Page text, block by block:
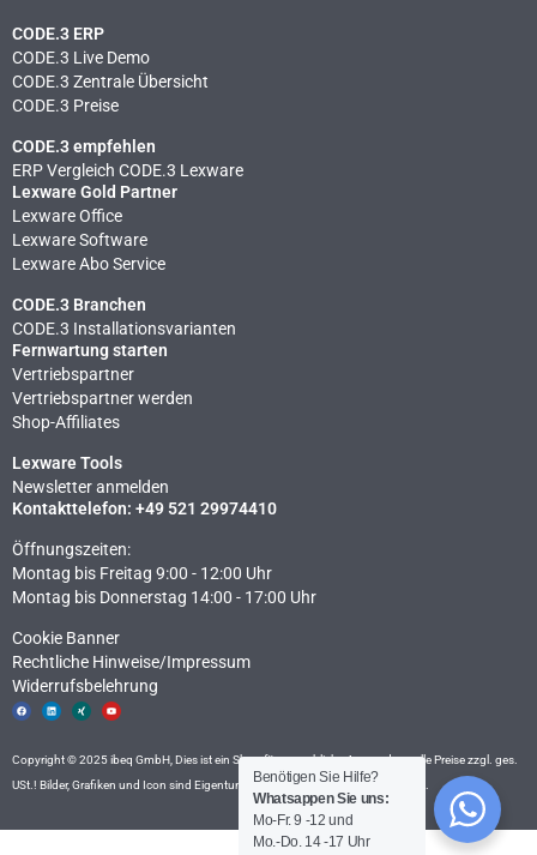
CODE.3 ERP
CODE.3 Live Demo
CODE.3 Zentrale Übersicht
CODE.3 Preise
CODE.3 empfehlen
ERP Vergleich CODE.3 Lexware
Lexware Gold Partner
Lexware Office
Lexware Software
Lexware Abo Service
CODE.3 Branchen
CODE.3 Installationsvarianten
Fernwartung starten
Vertriebspartner
Vertriebspartner werden
Shop-Affiliates
Lexware Tools
Newsletter anmelden
Kontakttelefon: +49 521 29974410
Öffnungszeiten:
Montag bis Freitag 9:00 - 12:00 Uhr
Montag bis Donnerstag 14:00 - 17:00 Uhr
Cookie Banner
Rechtliche Hinweise​/Impressum
Widerrufsbelehrung
F
a
c
o
L
i
n
i
n
X
i
n
Y
o
u
e
Copyright © 2025 ibeq GmbH, Dies ist ein Shop für gewerbliche Anwender – alle Preise zzgl. ges.
USt.! Bilder, Grafiken und Icon sind Eigentum der ibeq GmbH, Fotolia und
Benötigen Sie Hilfe?
Whatsappen Sie uns:
Mo-Fr. 9 -12 und
Mo.-Do. 14 -17 Uhr